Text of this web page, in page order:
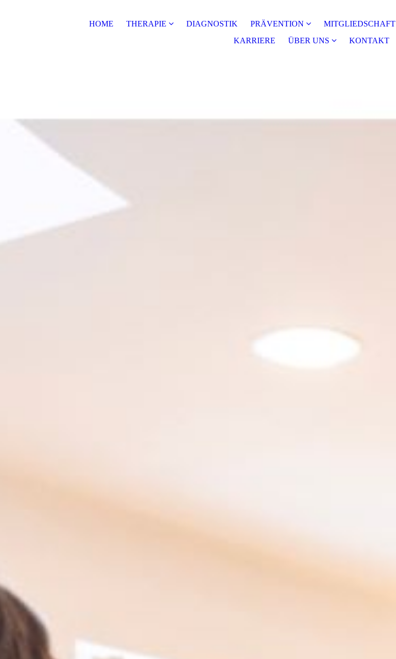
HOME THERAPIE DIAGNOSTIK PRÄVENTION MITGLIEDSCHAFT
KARRIERE
ÜBER UNS KONTAKT